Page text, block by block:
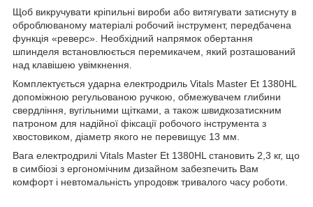
Щоб викручувати кріпильні вироби або витягувати затиснуту в
оброблюваному матеріалі робочий інструмент, передбачена
функція «реверс». Необхідний напрямок обертання
шпинделя встановлюється перемикачем, який розташований
над клавішею увімкнення.
Комплектується ударна електродриль Vitals Master Et 1380HL
допоміжною регульованою ручкою, обмежувачем глибини
свердління, вугільними щітками, а також швидкозатискним
патроном для надійної фіксації робочого інструмента з
хвостовиком, діаметр якого не перевищує 13 мм.
Вага електродрилі Vitals Master Et 1380HL становить 2,3 кг, що
в симбіозі з ергономічним дизайном забезпечить Вам
комфорт і невтомальність упродовж тривалого часу роботи.